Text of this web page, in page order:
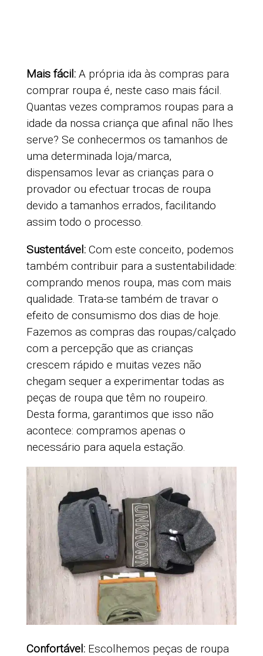
Mais fácil:A própria ida às compras para
comprar roupa é, neste caso mais fácil.
Quantas vezes compramos roupas para a
idade da nossa criança que afinal não lhes
serve? Se conhecermos os tamanhos de
uma determinada loja/marca,
dispensamos levar as crianças para o
provador ou efectuar trocas de roupa
devido a tamanhos errados, facilitando
assim todo o processo.
Sustentável: Com este conceito, podemos
também contribuir para a sustentabilidade:
comprando menos roupa, mas com mais
qualidade. Trata-se também de travar o
efeito de consumismo dos dias de hoje.
Fazemos as compras das roupas/calçado
com a percepção que as crianças
crescem rápido e muitas vezes não
chegam sequer a experimentar todas as
peças de roupa que têm no roupeiro.
Desta forma, garantimos que isso não
acontece: compramos apenas o
necessário para aquela estação.
Confortável: Escolhemos peças de roupa